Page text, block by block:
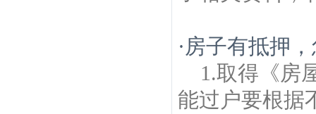
· 房子有抵押
1.取得《房
能过户要根据